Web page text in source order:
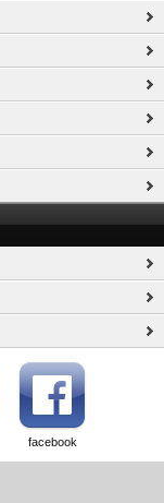
facebook